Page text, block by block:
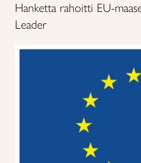
Hanketta rahoitti EU-
Leader